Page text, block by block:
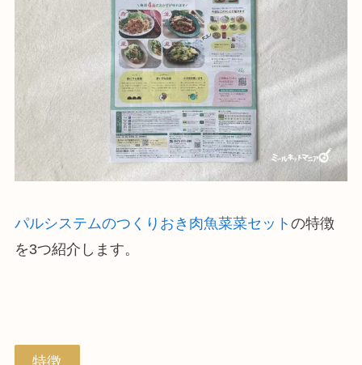
パルシステムのつくりおき肉魚菜菜セット の特徴
を3つ紹介します。
特徴